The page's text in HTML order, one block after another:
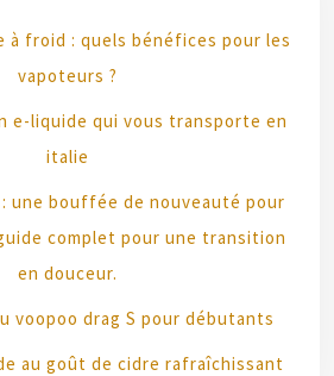
à froid : quels bénéfices pour les
vapoteurs ?
e-liquide qui vous transporte en
italie
une bouffée de nouveauté pour
complet pour une transition
en douceur.
voopoo drag S pour débutants
au goût de cidre rafraîchissant